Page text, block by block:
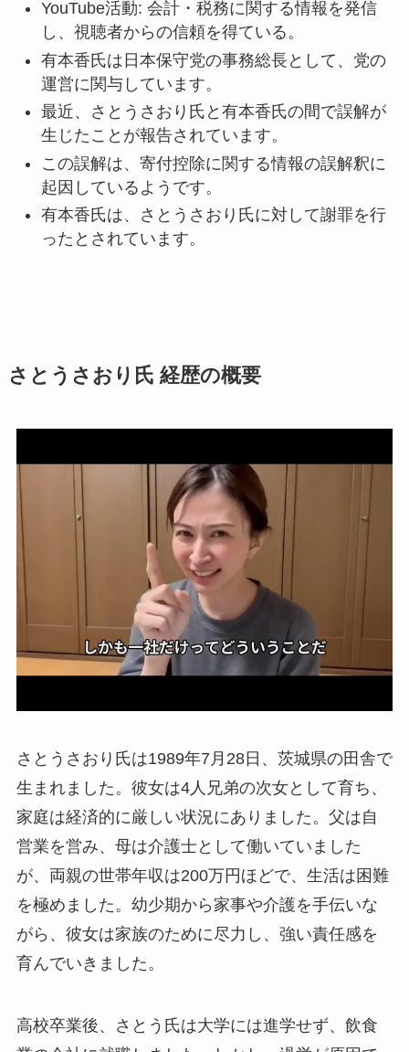
YouTube活動: 会計・税務に関する情報を発信
し、視聴者からの信頼を得ている。
有本香氏は日本保守党の事務総長として、党の
運営に関与しています。
最近、さとうさおり氏と有本香氏の間で誤解が
生じたことが報告されています。
この誤解は、寄付控除に関する情報の誤解釈に
起因しているようです。
有本香氏は、さとうさおり氏に対して謝罪を行
ったとされています。
さとうさおり氏 経歴の概要
さとうさおり氏は1989年7月28日、茨城県の田舎で
生まれました。彼女は4人兄弟の次女として育ち、
家庭は経済的に厳しい状況にありました。父は自
営業を営み、母は介護士として働いていました
が、両親の世帯年収は200万円ほどで、生活は困難
を極めました。幼少期から家事や介護を手伝いな
がら、彼女は家族のために尽力し、強い責任感を
育んでいきました。
高校卒業後、さとう氏は大学には進学せず、飲食